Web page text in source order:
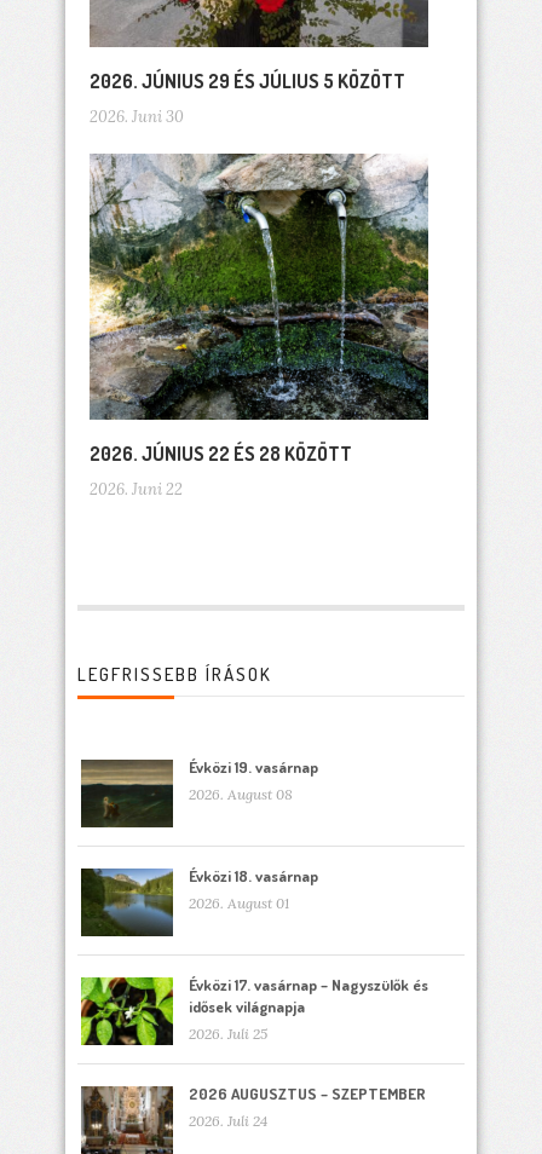
2026. JÚNIUS 29 ÉS JÚLIUS 5 KÖZÖTT
2026. Juni 30
2026. JÚNIUS 22 ÉS 28 KÖZÖTT
2026. Juni 22
LEGFRISSEBB ÍRÁSOK
Évközi 19. vasárnap
2026. August 08
Évközi 18. vasárnap
2026. August 01
Évközi 17. vasárnap – Nagyszülők és
idősek világnapja
2026. Juli 25
2026 AUGUSZTUS – SZEPTEMBER
2026. Juli 24